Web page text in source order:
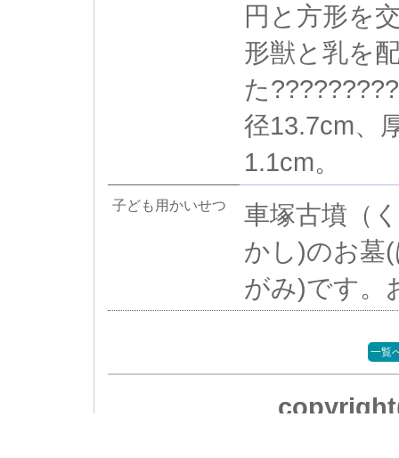
円と方形を
形獣と乳を
た
径13.7cm、
1.1cm。
子ども用かいせつ
車塚古墳（
かし)のお墓
がみ)です。
一覧